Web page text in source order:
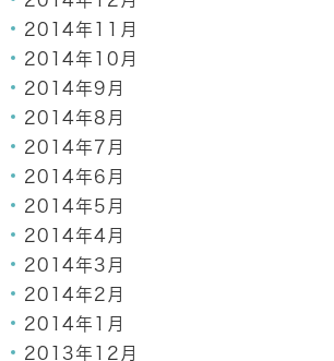
2014年11月
2014年10月
2014年9月
2014年8月
2014年7月
2014年6月
2014年5月
2014年4月
2014年3月
2014年2月
2014年1月
2013年12月